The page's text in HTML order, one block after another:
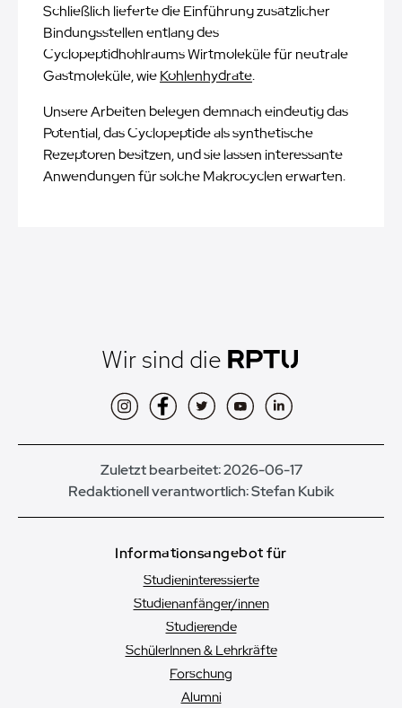
Schließlich lieferte die Einführung zusätzlicher
Bindungsstellen entlang des
Cyclopeptidhohlraums Wirtmoleküle für neutrale
Gastmoleküle, wieKohlenhydrate.
Unsere Arbeiten belegen demnach eindeutig das
Potential, das Cyclopeptide als synthetische
Rezeptoren besitzen, und sie lassen interessante
Anwendungen für solche Makrocyclen erwarten.
Wir sind die
InstagramFacebookTwitterYouTubeLinkedIn
Informationsangebot für
Studieninteressierte
Studienanfänger/innen
Studierende
SchülerInnen & Lehrkräfte
Forschung
Alumni
Zuletzt bearbeitet: 2026-06-17
Redaktionell verantwortlich:Stefan Kubik